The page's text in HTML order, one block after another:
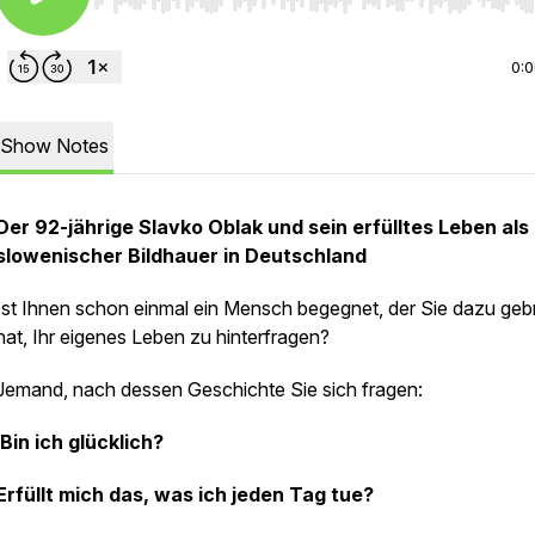
Show Notes
92-jährige Slavko Oblak und sein erfülltes Leben als
Bildhauer in Deutschland
Ihnen schon einmal ein Mensch begegnet, der Sie dazu
Ihr eigenes Leben zu hinterfragen?
nach dessen Geschichte Sie sich fragen:
Bin ich glücklich?
mich das, was ich jeden Tag tue?